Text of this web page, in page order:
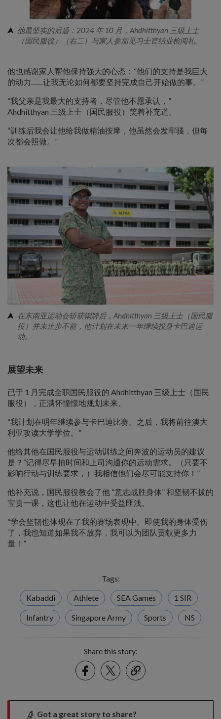
他最坚实的后盾：2024 年 10 月，Ahdhitthyan 三级上士
（国民服役）（右二）与家人参加见习士官结业检阅礼。
他也感谢家人帮他保持强大的心态：“他们的支持是我巨大
的动力……让我无论如何都要坚持完成自己开始做的事。”
“我父亲是我最大的支持者，尽管他不愿承认，”
Ahdhitthyan 三级上士（国民服役）笑着补充道。
“训练后我会让他给我做精油按摩，他虽然会发牢骚，但每
次都会照做。”
在东南亚运动会斩获铜牌后，Ahdhitthyan 三级上士（国民服
役）并未止步不前，他计划在未来一年继续投身卡巴迪运
动。
展望未来
已于 1 月完成全职国民服役的 Ahdhitthyan 三级上士（国民
服役），正满怀憧憬地规划未来。
“我计划在明年继续参与卡巴迪比赛。之后，我将前往澳大
利亚攻读大学学位。”
他给其他在国民服役与运动训练之间奔波的运动员的建议
是？“记得尽早抽时间和上司沟通你的运动需求。（只要不
影响行动与训练要求，）我相信他们会尽可能支持你！”
他补充说，国民服役教会了他 “意志战胜身体” 和坚韧不拔的
宝贵一课，这也让他在运动中受益匪浅。
“学会坚韧也体现在了我的赛场表现中。即使我的身体受伤
了，我也知道如果我不放弃，我可以为团队贡献更多力
量！”
Tags:
Kabaddi Athlete SEA Games 1 SIR
Infantry Singapore Army Sports NS
Share this story:
FacebookTwitter
link
Got a great story to share?